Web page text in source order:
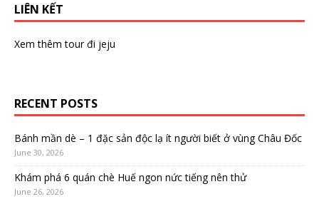
LIÊN KẾT
Xem thêmtour đi jeju
RECENT POSTS
Bánh mần dè – 1 đặc sản độc lạ ít người biết ở vùng Châu Đốc
June 30, 2026
Khám phá 6 quán chè Huế ngon nức tiếng nên thử
June 26, 2026